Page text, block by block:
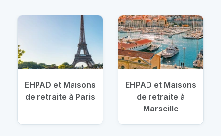
EHPAD et Maisons
de retraite à Paris
EHPAD et Maisons
de retraite à
Marseille